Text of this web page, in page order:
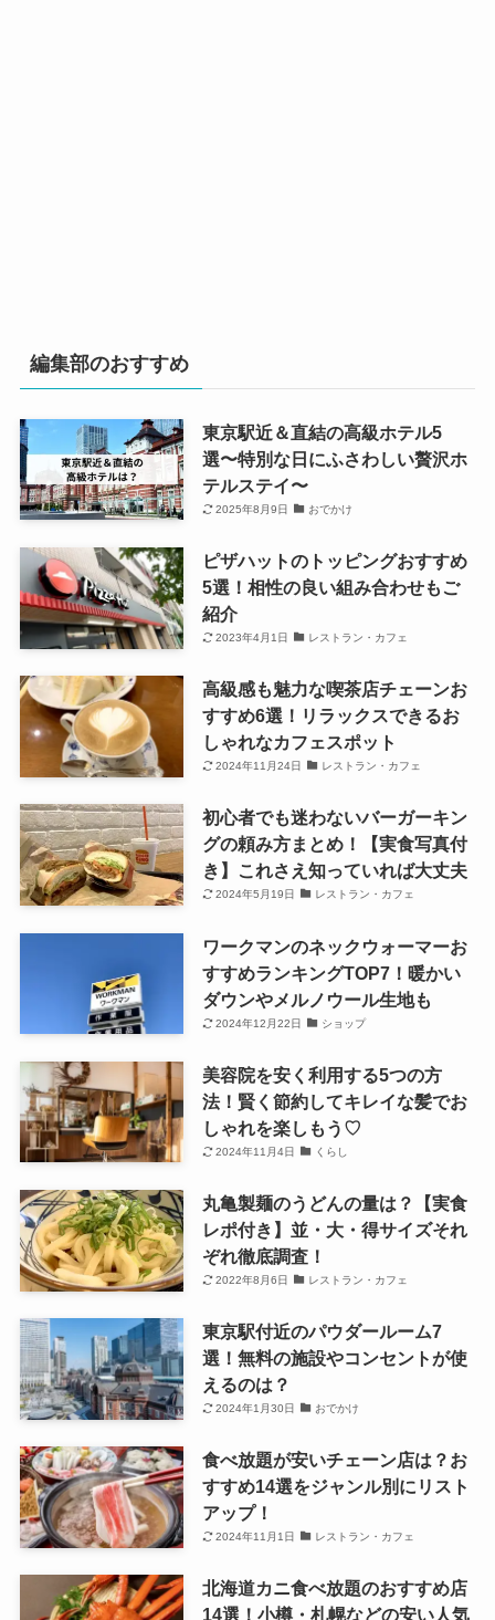
編集部のおすすめ
東京駅近＆直結の高級ホテル5
選〜特別な日にふさわしい贅沢ホ
テルステイ〜
2025年8月9日 おでかけ
ピザハットのトッピングおすすめ
5選！相性の良い組み合わせもご
紹介
2023年4月1日 レストラン・カフェ
高級感も魅力な喫茶店チェーンお
すすめ6選！リラックスできるお
しゃれなカフェスポット
2024年11月24日 レストラン・カフェ
初心者でも迷わないバーガーキン
グの頼み方まとめ！【実食写真付
き】これさえ知っていれば大丈夫
2024年5月19日 レストラン・カフェ
ワークマンのネックウォーマーお
すすめランキングTOP7！暖かい
ダウンやメルノウール生地も
2024年12月22日 ショップ
美容院を安く利用する5つの方
法！賢く節約してキレイな髪でお
しゃれを楽しもう♡
2024年11月4日 くらし
丸亀製麺のうどんの量は？【実食
レポ付き】並・大・得サイズそれ
ぞれ徹底調査！
2022年8月6日 レストラン・カフェ
東京駅付近のパウダールーム7
選！無料の施設やコンセントが使
えるのは？
2024年1月30日 おでかけ
食べ放題が安いチェーン店は？お
すすめ14選をジャンル別にリスト
アップ！
2024年11月1日 レストラン・カフェ
北海道カニ食べ放題のおすすめ店
14選！小樽・札幌などの安い人気